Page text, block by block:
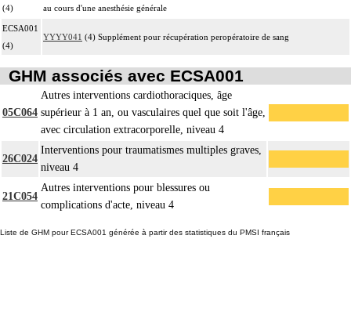
(4)
au cours d'une anesthésie générale
ECSA001
(4)
YYYY041 (4) Supplément pour récupération peropératoire de sang
GHM associés avec ECSA001
05C064
Autres interventions cardiothoraciques, âge
supérieur à 1 an, ou vasculaires quel que soit l'âge,
avec circulation extracorporelle, niveau 4
26C024
Interventions pour traumatismes multiples graves,
niveau 4
21C054
Autres interventions pour blessures ou
complications d'acte, niveau 4
Liste de GHM pour ECSA001 générée à partir des statistiques du PMSI français